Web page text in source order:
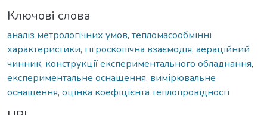
Ключові слова
аналіз метрологічних умов, тепломасообмінні
характеристики, гігроскопічна взаємодія, аераційний
чинник, конструкції експериментального обладнання,
експериментальне оснащення, вимірювальне
оснащення, оцінка коефіцієнта теплопровідності